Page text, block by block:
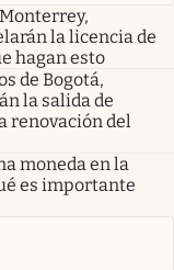
la licencia de
hagan esto
de Bogotá,
la salida de
renovación del
moneda en la
es importante